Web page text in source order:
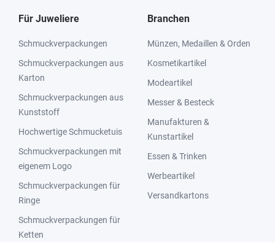
Für Juweliere
Schmuckverpackungen
Schmuckverpackungen aus
Karton
Schmuckverpackungen aus
Kunststoff
Hochwertige Schmucketuis
Schmuckverpackungen mit
eigenem Logo
Schmuckverpackungen für
Ringe
Schmuckverpackungen für
Ketten
Branchen
Münzen, Medaillen & Orden
Kosmetikartikel
Modeartikel
Messer & Besteck
Manufakturen &
Kunstartikel
Essen & Trinken
Werbeartikel
Versandkartons